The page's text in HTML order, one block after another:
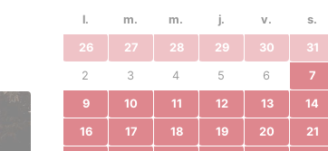
l.
m. m. j. v. s.
26 27 28 29 30 31
2 3 4 5 6 7
9 10 11 12 13 14
16 17 18 19 20 21